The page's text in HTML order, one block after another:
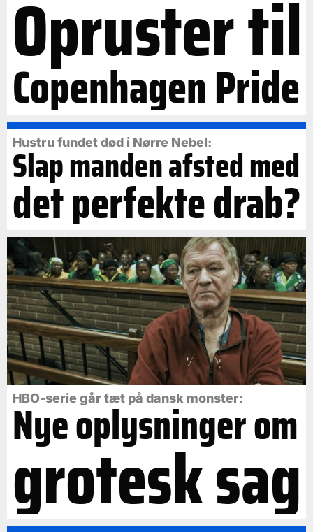
Opruster til
Copenhagen Pride
Hustru fundet død i Nørre Nebel:
Slap manden afsted med
det perfekte drab?
HBO-serie går tæt på dansk monster:
Nye oplysninger om
grotesk sag